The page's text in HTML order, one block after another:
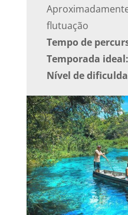
flutuação
Tempo de
Temporada ideal:
Nível de